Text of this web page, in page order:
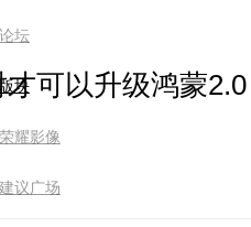
论坛
版块
荣耀影像
建议广场
可以升级鸿蒙2.0